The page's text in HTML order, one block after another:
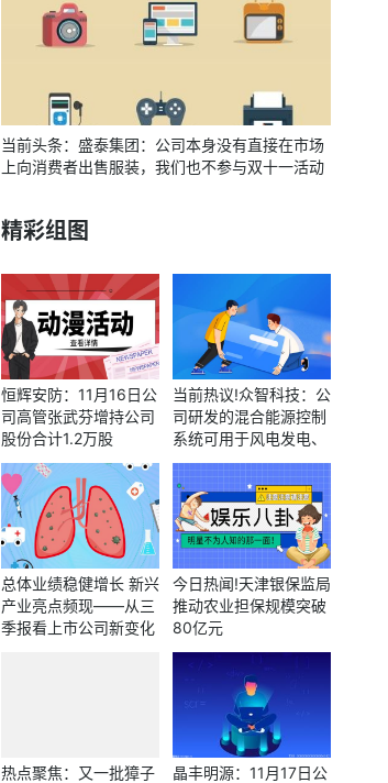
当前头条：盛泰集团：公司本身没有直接在市场
上向消费者出售服装，我们也不参与双十一活动
精彩组图
恒辉安防：11月16日公
司高管张武芬增持公司
股份合计1.2万股
当前热议!众智科技：公
司研发的混合能源控制
系统可用于风电发电、
光伏发电，船用控制系
统可用于近海风电
总体业绩稳健增长 新兴
产业亮点频现——从三
季报看上市公司新变化
今日热闻!天津银保监局
推动农业担保规模突破
80亿元
热点聚焦：又一批獐子
晶丰明源：11月17日公